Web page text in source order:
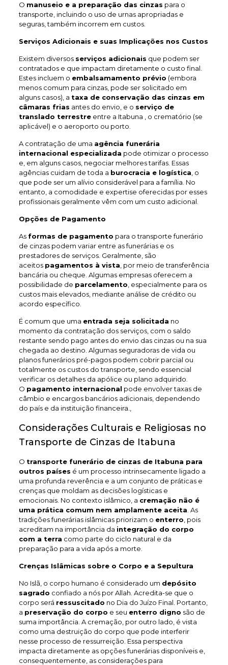
O manuseio e a preparação das cinzas para o
transporte, incluindo o uso de urnas apropriadas e
seguras, também incorrem em custos.
Serviços Adicionais e suas Implicações nos Custos
Existem diversos serviços adicionais que podem ser
contratados e que impactam diretamente o custo final.
Estes incluem o embalsamamento prévio (embora
menos comum para cinzas, pode ser solicitado em
alguns casos), a taxa de conservação das cinzas em
câmaras frias antes do envio, e o serviço de
translado terrestreentre a Itabuna , o crematório (se
aplicável) e o aeroporto ou porto.
A contratação de uma agência funerária
internacional especializada pode otimizar o processo
e, em alguns casos, negociar melhores tarifas. Essas
agências cuidam de toda a burocracia e logística , o
que pode ser um alívio considerável para a família. No
entanto, a comodidade e expertise oferecidas por esses
profissionais geralmente vêm com um custo adicional.
Opções de Pagamento
As formas de pagamento para o transporte funerário
de cinzas podem variar entre as funerárias e os
prestadores de serviços. Geralmente, são
aceitos pagamentos à vista , por meio de transferência
bancária ou cheque. Algumas empresas oferecem a
possibilidade de parcelamento , especialmente para os
custos mais elevados, mediante análise de crédito ou
acordo específico.
É comum que uma entrada seja solicitada no
momento da contratação dos serviços, com o saldo
restante sendo pago antes do envio das cinzas ou na sua
chegada ao destino. Algumas seguradoras de vida ou
planos funerários pré-pagos podem cobrir parcial ou
totalmente os custos do transporte, sendo essencial
verificar os detalhes da apólice ou plano adquirido.
O pagamento internacional pode envolver taxas de
câmbio e encargos bancários adicionais, dependendo
do país e da instituição financeira.,
Considerações Culturais e Religiosas no
Transporte de Cinzas de Itabuna
O transporte funerário de cinzas de Itabuna para
outros países é um processo intrinsecamente ligado a
uma profunda reverência e a um conjunto de práticas e
crenças que moldam as decisões logísticas e
emocionais. No contexto islâmico, a cremação não é
uma prática comum nem amplamente aceita . As
tradições funerárias islâmicas priorizam o enterro , pois
acreditam na importância da integração do corpo
com a terra como parte do ciclo natural e da
preparação para a vida após a morte.
Crenças Islâmicas sobre o Corpo e a Sepultura
No Islã, o corpo humano é considerado um depósito
sagrado confiado a nós por Allah. Acredita-se que o
corpo será ressuscitado no Dia do Juízo Final. Portanto,
a preservação do corpo e seu enterro digno são de
suma importância. A cremação, por outro lado, é vista
como uma destruição do corpo que pode interferir
nesse processo de ressurreição. Essa perspectiva
impacta diretamente as opções funerárias disponíveis e,
consequentemente, as considerações para